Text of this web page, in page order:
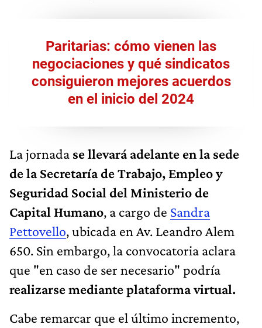
Paritarias: cómo vienen las
negociaciones y qué sindicatos
consiguieron mejores acuerdos
en el inicio del 2024
La jornada se llevará adelante en la sede
de la Secretaría de Trabajo, Empleo y
Seguridad Social del Ministerio de
Capital Humano, a cargo de Sandra
Pettovello, ubicada en Av. Leandro Alem
650. Sin embargo, la convocatoria aclara
que "en caso de ser necesario" podría
realizarse mediante plataforma virtual.
Cabe remarcar que el último incremento,